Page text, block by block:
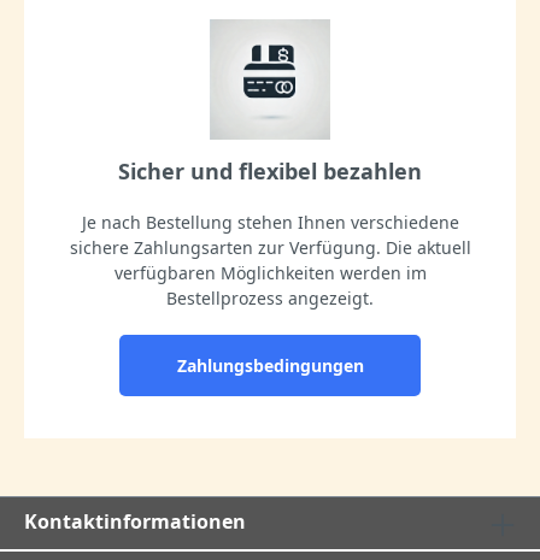
Sicher und flexibel bezahlen
Je nach Bestellung stehen Ihnen verschiedene
sichere Zahlungsarten zur Verfügung. Die aktuell
verfügbaren Möglichkeiten werden im
Bestellprozess angezeigt.
Zahlungsbedingungen
Kontaktinformationen